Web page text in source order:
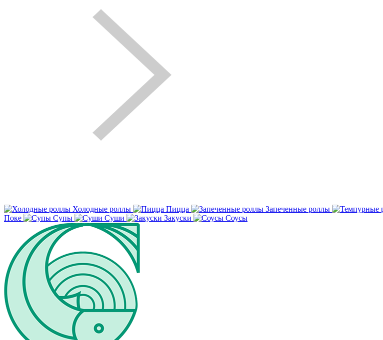
Холодные роллы Пицца Запеченные роллы
Поке
Супы Суши Закуски Соусы